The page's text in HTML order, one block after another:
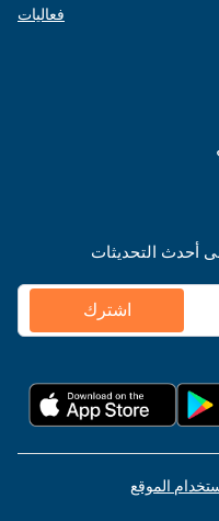
فعاليات
أحدث التحديثات
اشترك
الموقع